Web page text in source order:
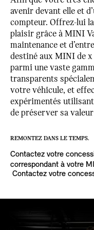
avenir devant elle et
compteur. Offrez-lui
plaisir grâce à MINI
maintenance et
destiné aux MINI de
parmi une vaste
transparents
votre véhicule, et
expérimentés
de préserver sa
REMONTEZ DANS LE TEMPS.
Contactez votre
correspondant à votre
Contactez votre